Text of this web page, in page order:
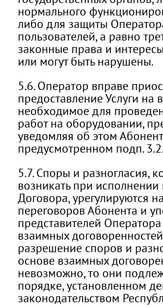
нормального
либо для защиты
пользователей, а равно
законные права и
или могут быть нарушены.
5.6. Оператор вправе
предоставление Услуги на
необходимое для
работ на оборудовании,
уведомляя об этом
предусмотренном подп.
5.7. Споры и разногласия,
возникать при исполнении
Договора, урегулируются
переговоров Абонента и
представителей
взаимных
разрешение споров и
основе взаимных
невозможно, то они
порядке, установленном
законодательством